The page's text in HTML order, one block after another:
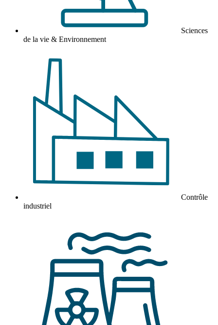
Sciences
de la vie & Environnement
Contrôle
industriel